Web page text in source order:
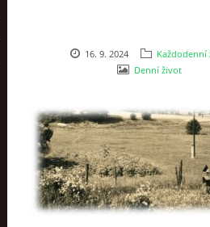
16. 9. 2024
Každodenní
Denní život